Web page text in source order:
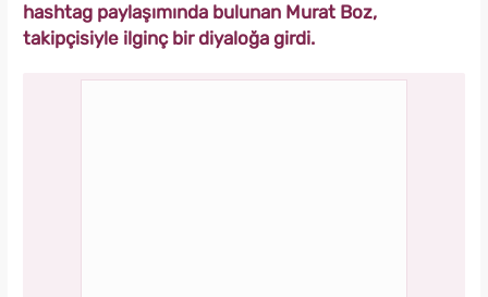
hashtag paylaşımında bulunan Murat Boz,
takipçisiyle ilginç bir diyaloğa girdi.